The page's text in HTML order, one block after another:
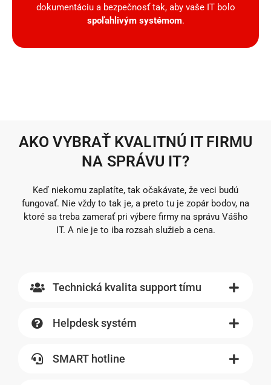
dokumentáciu a bezpečnosť tak, aby vaše IT bolo
spoľahlivým systémom.
AKO VYBRAŤ KVALITNÚ IT FIRMU
NA SPRÁVU IT?
Keď niekomu zaplatíte, tak očakávate, že veci budú
fungovať. Nie vždy to tak je, a preto tu je zopár bodov, na
ktoré sa treba zamerať pri výbere firmy na správu Vášho
IT. A nie je to iba rozsah služieb a cena.
Technická kvalita support tímu
Helpdesk systém
SMART hotline